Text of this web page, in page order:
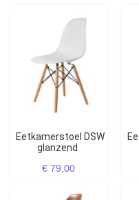
Eetkamerstoel DSW
glanzend
€ 79,00
Eetkamerstoel DSW